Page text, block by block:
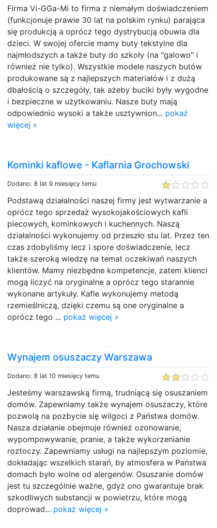
Firma Vi-GGa-Mi to firma z niemałym doświadczeniem
(funkcjonuje prawie 30 lat na polskim rynku) parająca
się produkcją a oprócz tego dystrybucją obuwia dla
dzieci. W swojej ofercie mamy buty tekstylne dla
najmłodszych a także buty do szkoły (na "galowo" i
również nie tylko). Wszystkie modele naszych butów
produkowane są z najlepszych materiałów i z dużą
dbałością o szczegóły, tak ażeby buciki były wygodne
i bezpieczne w użytkowaniu. Nasze buty mają
odpowiednio wysoki a także usztywnion... pokaż
więcej »
Kominki kaflowe - Kaflarnia Grochowski
Dodano: 8 lat 9 miesięcy temu
Podstawą działalności naszej firmy jest wytwarzanie a
oprócz tego sprzedaż wysokojakościowych kafli
piecowych, kominkowych i kuchennych. Naszą
działalności wykonujemy od przeszło stu lat. Przez ten
czas zdobyliśmy lecz i spore doświadczenie, lecz
także szeroką wiedzę na temat oczekiwań naszych
klientów. Mamy niezbędne kompetencje, zatem klienci
mogą liczyć na oryginalne a oprócz tego starannie
wykonane artykuły. Kafle wykonujemy metodą
rzemieślniczą, dzięki czemu są one oryginalne a
oprócz tego ... pokaż więcej »
Wynajem osuszaczy Warszawa
Dodano: 8 lat 10 miesięcy temu
Jesteśmy warszawską firmą, trudniącą się osuszaniem
domów. Zapewniamy także wynajem osuszaczy, które
pozwolą na pozbycie się wilgoci z Państwa domów.
Nasza działanie obejmuje również ozonowanie,
wypompowywanie, pranie, a także wykorzenianie
roztoczy. Zapewniamy usługi na najlepszym poziomie,
dokładając wszelkich starań, by atmosfera w Państwa
domach było wolne od alergenów. Osuszanie domów
jest tu szczególnie ważne, gdyż ono gwarantuje brak
szkodliwych substancji w powietrzu, które mogą
doprowad... pokaż więcej »